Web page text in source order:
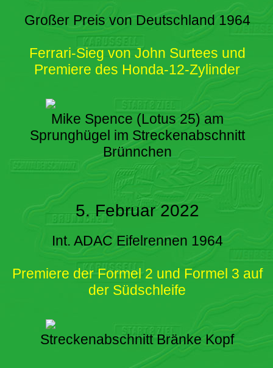
Großer Preis von Deutschland 1964
Ferrari-Sieg von John Surtees und
Premiere des Honda-12-Zylinder
Mike Spence (Lotus 25) am
Sprunghügel im Streckenabschnitt
Brünnchen
5. Februar 2022
Int. ADAC Eifelrennen 1964
Premiere der Formel 2 und Formel 3 auf
der Südschleife
Streckenabschnitt Bränke Kopf